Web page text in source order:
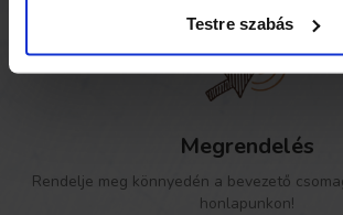
Testre szabás
Megrendelés
Rendelje meg könnyedén a bevezető
honlapunkon!